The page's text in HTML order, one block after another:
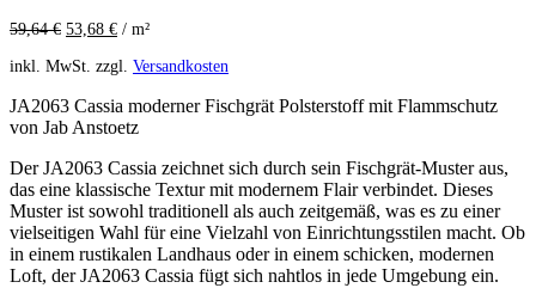
59,64€ 53,68 € / m²
inkl. MwSt. zzgl. Versandkosten
JA2063 Cassia moderner Fischgrät Polsterstoff mit Flammschutz
von Jab Anstoetz
Der JA2063 Cassia zeichnet sich durch sein Fischgrät-Muster aus,
das eine klassische Textur mit modernem Flair verbindet. Dieses
Muster ist sowohl traditionell als auch zeitgemäß, was es zu einer
vielseitigen Wahl für eine Vielzahl von Einrichtungsstilen macht. Ob
in einem rustikalen Landhaus oder in einem schicken, modernen
Loft, der JA2063 Cassia fügt sich nahtlos in jede Umgebung ein.